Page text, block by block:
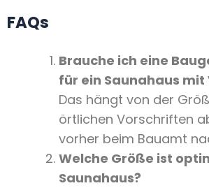
FAQs
Brauche ich eine
für ein Saunahaus mit
Das hängt von der
örtlichen Vorschriften
vorher beim Bauamt
Welche Größe ist
Saunahaus?